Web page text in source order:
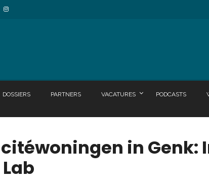
DOSSIERS PARTNERS VACATURES PODCASTS
in Genk: